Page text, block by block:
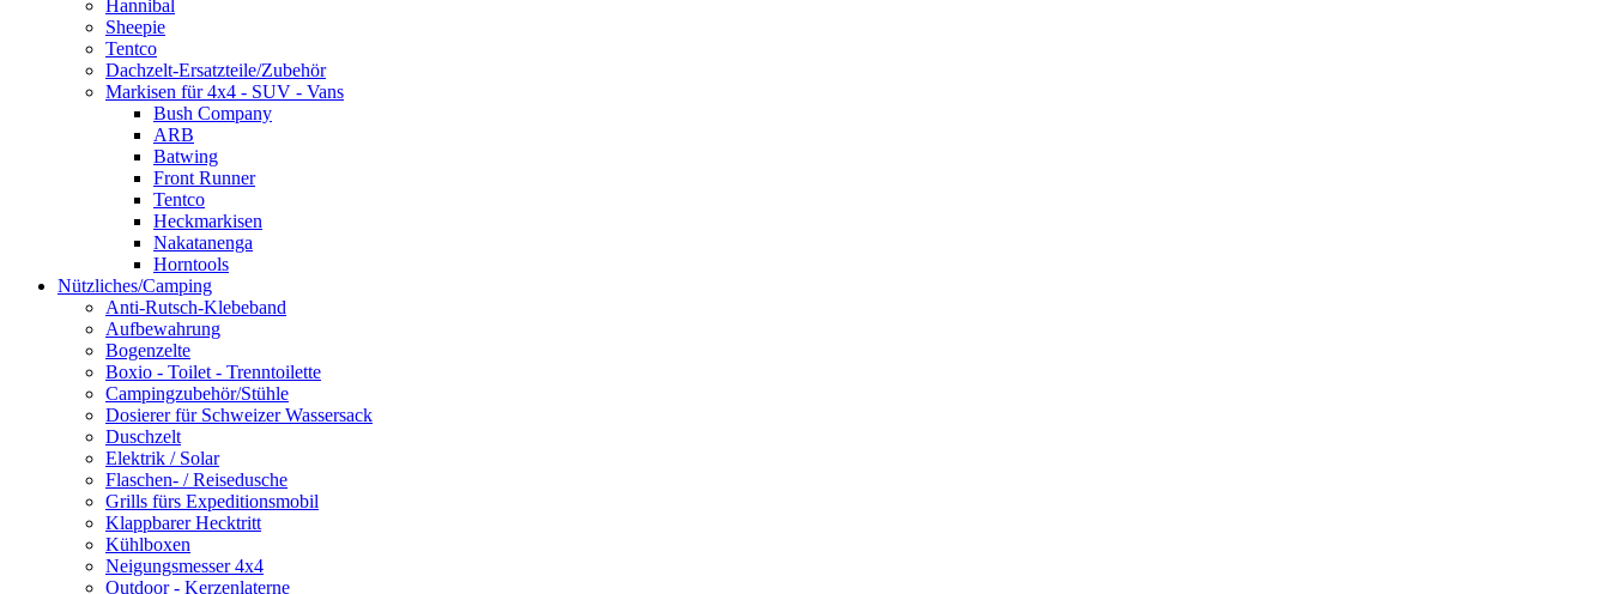
Hannibal
Sheepie
Tentco
Dachzelt-Ersatzteile/Zubehör
Markisen für 4x4 - SUV - Vans
Bush Company
ARB
Batwing
Front Runner
Tentco
Heckmarkisen
Nakatanenga
Horntools
Nützliches/Camping
Anti-Rutsch-Klebeband
Aufbewahrung
Bogenzelte
Boxio - Toilet - Trenntoilette
Campingzubehör/Stühle
Dosierer für Schweizer Wassersack
Duschzelt
Elektrik / Solar
Flaschen- / Reisedusche
Grills fürs Expeditionsmobil
Klappbarer Hecktritt
Kühlboxen
Neigungsmesser 4x4
Outdoor - Kerzenlaterne